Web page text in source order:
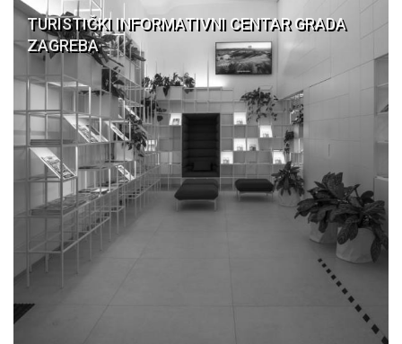
TURISTIČKI INFORMATIVNI CENTAR GRADA
ZAGREBA